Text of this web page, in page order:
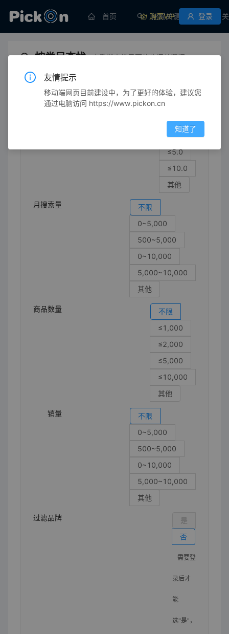
首页 挖掘关键词
购买VIP 登录
按类目查找 查看指定类目下的热门关键词
生活/健康 唱片 海外专辑
不限
≤1.0
≤5.0
≤10.0
其他
月搜索量
不限
0~5,000
500~5,000
0~10,000
5,000~10,000
其他
商品数量
不限
≤1,000
≤2,000
≤5,000
≤10,000
其他
销量
不限
0~5,000
500~5,000
0~10,000
5,000~10,000
其他
过滤品牌
是
否
需要登
录后才
能
选"是"，
友情提示
移动端网页目前建设中，为了更好的体验，建议您
通过电脑访问 https://www.pickon.cn
知道了